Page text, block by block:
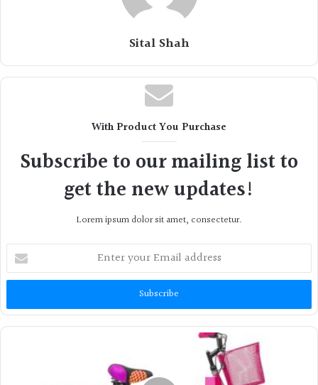
Sital Shah
With Product You Purchase
Subscribe to our mailing list to
get the new updates!
Lorem ipsum dolor sit amet, consectetur.
Enter
your
Email